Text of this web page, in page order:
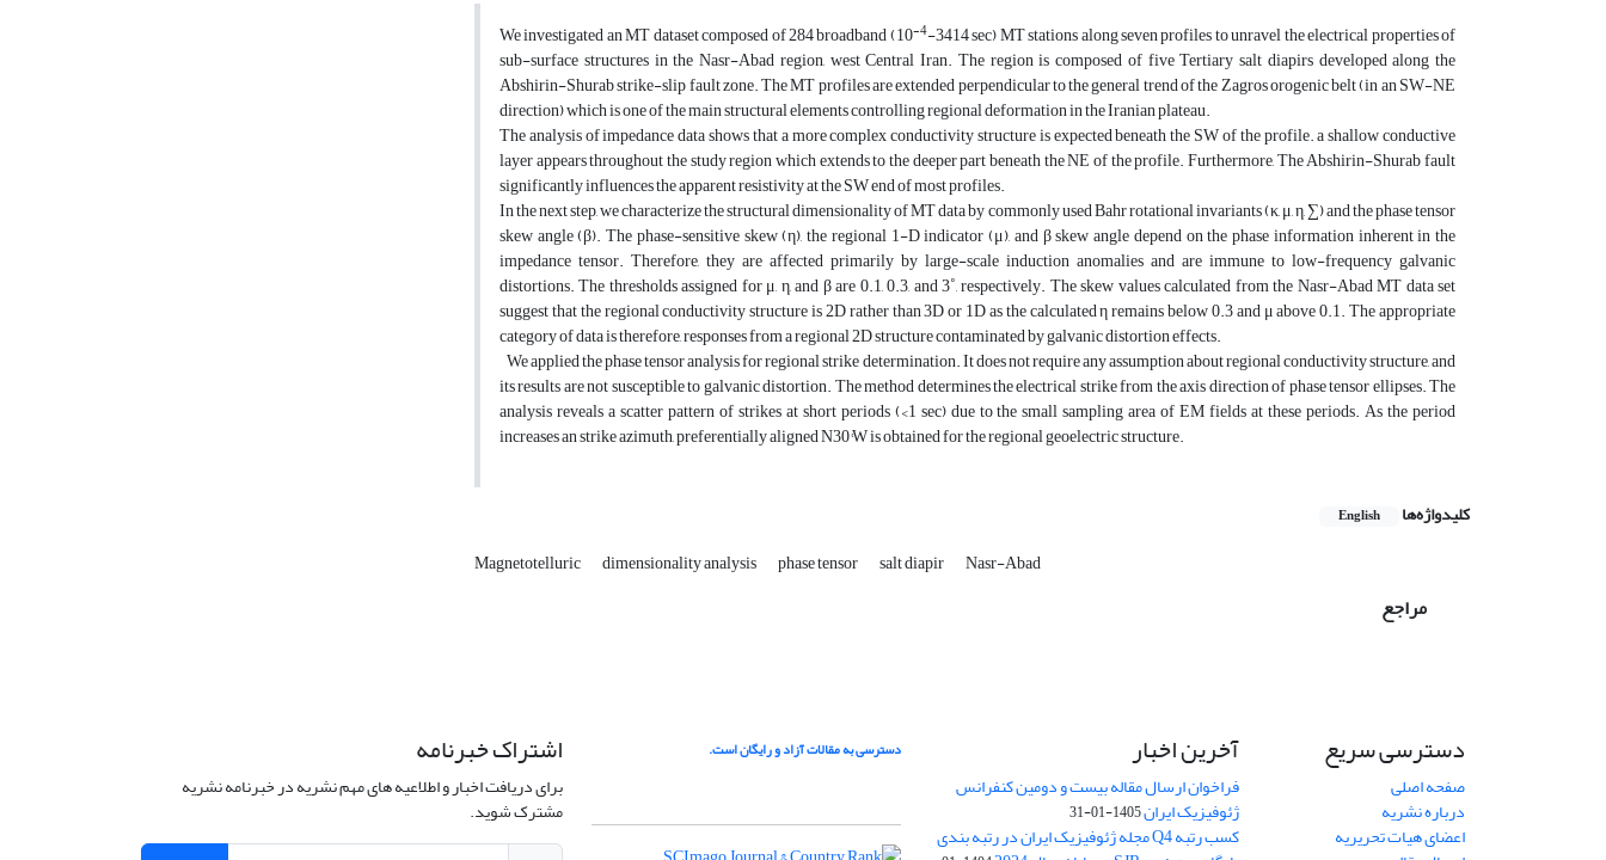
We investigated an MT dataset composed of 284 broadband (10-4-3414 sec) MT stations along seven profiles to unravel the electrical properties of
sub-surface structures in the Nasr-Abad region, west Central Iran. The region is composed of five Tertiary salt diapirs developed along the
Abshirin-Shurab strike-slip fault zone. The MT profiles are extended perpendicular to the general trend of the Zagros orogenic belt (in an SW-NE
direction) which is one of the main structural elements controlling regional deformation in the Iranian plateau.
The analysis of impedance data shows that a more complex conductivity structure is expected beneath the SW of the profile. a shallow conductive
layer appears throughout the study region which extends to the deeper part beneath the NE of the profile. Furthermore, The Abshirin-Shurab fault
significantly influences the apparent resistivity at the SW end of most profiles.
In the next step, we characterize the structural dimensionality of MT data by commonly used Bahr rotational invariants (κ, μ, η, ∑) and the phase tensor
skew angle (β). The phase-sensitive skew (η), the regional 1-D indicator (μ), and β skew angle depend on the phase information inherent in the
impedance tensor. Therefore, they are affected primarily by large-scale induction anomalies and are immune to low-frequency galvanic
distortions. The thresholds assigned for μ, η, and β are 0.1, 0.3, and 3˚, respectively. The skew values calculated from the Nasr-Abad MT data set
suggest that the regional conductivity structure is 2D rather than 3D or 1D as the calculated η remains below 0.3 and μ above 0.1. The appropriate
category of data is therefore, responses from a regional 2D structure contaminated by galvanic distortion effects.
We applied the phase tensor analysis for regional strike determination. It does not require any assumption about regional conductivity structure, and
its results are not susceptible to galvanic distortion. The method determines the electrical strike from the axis direction of phase tensor ellipses. The
analysis reveals a scatter pattern of strikes at short periods (<1 sec) due to the small sampling area of EM fields at these periods. As the period
increases an strike azimuth, preferentially aligned N30°W is obtained for the regional geoelectric structure.
کلیدواژه‌ها English
Magnetotelluric dimensionality analysis phase tensor salt diapir Nasr-Abad
مراجع
دسترسی سریع
صفحه اصلی
درباره نشریه
اعضای هیات تحریریه
آخرین اخبار
فراخوان ارسال مقاله بیست و دومین کنفرانس
ژئوفیزیک ایران1405-01-31
کسب رتبه Q4 مجله ژئوفیزیک ایران در رتبه بندی
دسترسی به مقالات آزاد و رایگان است. اشتراک خبرنامه
برای دریافت اخبار و اطلاعیه های مهم نشریه در خبرنامه نشریه
مشترک شوید.